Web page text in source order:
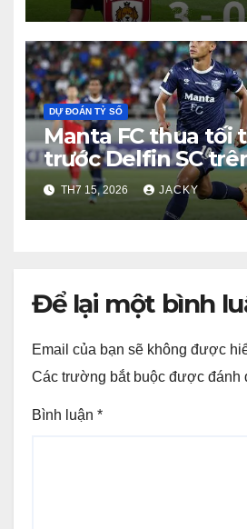
DỰ ĐOÁN TỶ SỐ
Manta FC thua tối
trước Delfin SC
Estadio Jocay
TH7 15, 2026 JACKY
Để lại một bình
Email của bạn sẽ không được
Các trường bắt buộc được đánh
Bình luận *